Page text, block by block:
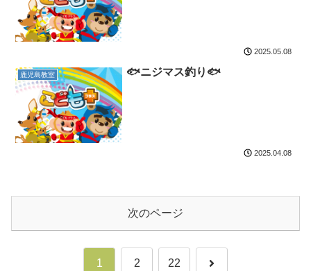
2025.05.08
鹿児島教室 🐟ニジマス釣り🐟
2025.04.08
次のページ
1 2 22 次